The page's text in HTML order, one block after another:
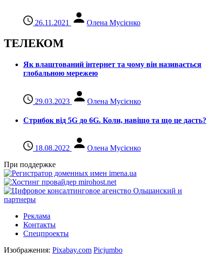
26.11.2021 Олена Мусієнко
ТЕЛЕКОМ
Як влаштований інтернет та чому він називається
глобальною мережею
29.03.2023 Олена Мусієнко
Стрибок від 5G до 6G. Коли, навіщо та що це даcть?
18.08.2022
Олена Мусієнко
При поддержке
Реклама
Контакты
Спецпроекты
Изображения: Pixabay.com Picjumbo